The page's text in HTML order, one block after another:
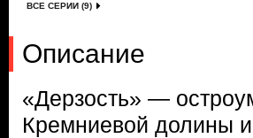
ВСЕ СЕРИИ (9)
Описание
«Дерзость» —
Кремниевой долины